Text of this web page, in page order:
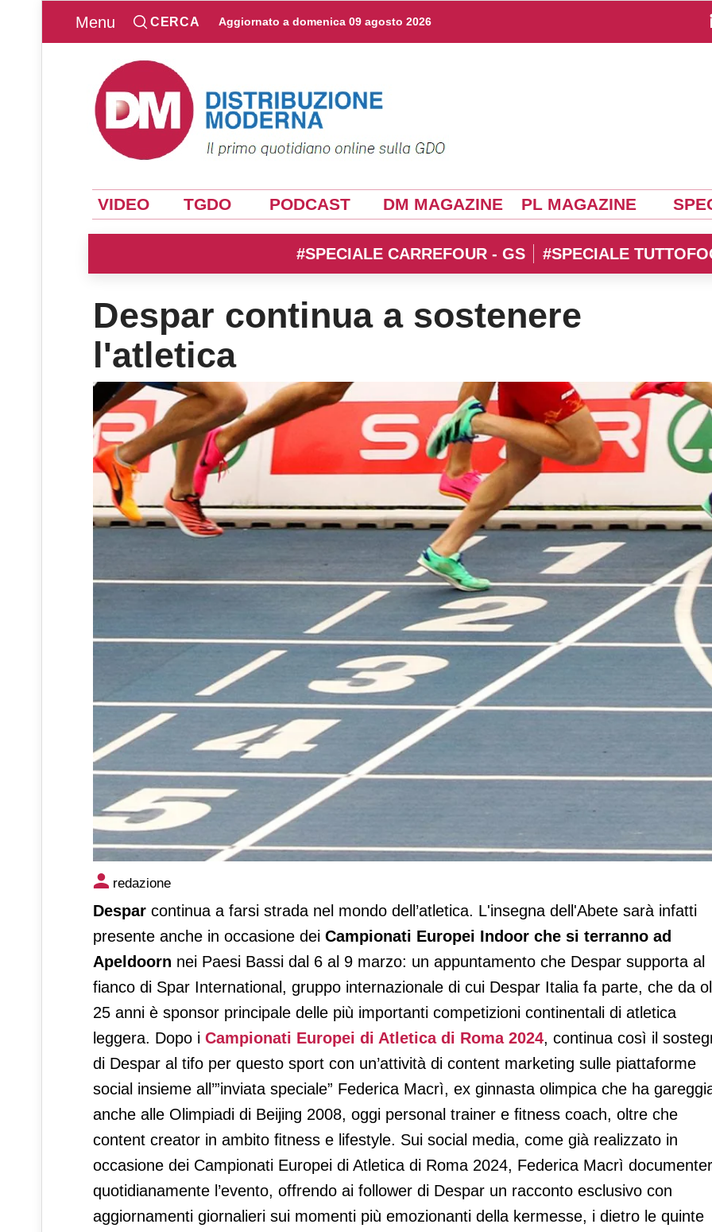
Menu CERCA Aggiornato a domenica 09 agosto 2026
VIDEO TGDO PODCAST DM MAGAZINE PL MAGAZINE
#SPECIALE CARREFOUR - GS #SPECIALE
Despar continua a sostenere
l'atletica
Despar continua a sostenere l'atletica
redazione
Despar continua a farsi strada nel mondo dell’atletica. L'insegna dell'Abete sarà infatti
presente anche in occasione dei Campionati Europei Indoor che si terranno ad
Apeldoorn nei Paesi Bassi dal 6 al 9 marzo: un appuntamento che Despar supporta al
fianco di Spar International, gruppo internazionale di cui Despar Italia fa parte, che da
25 anni è sponsor principale delle più importanti competizioni continentali di atletica
leggera. Dopo i Campionati Europei di Atletica di Roma 2024, continua così il
di Despar al tifo per questo sport con un’attività di content marketing sulle piattaforme
social insieme all’”inviata speciale” Federica Macrì, ex ginnasta olimpica che ha
anche alle Olimpiadi di Beijing 2008, oggi personal trainer e ﬁtness coach, oltre che
content creator in ambito ﬁtness e lifestyle. Sui social media, come già realizzato in
occasione dei Campionati Europei di Atletica di Roma 2024, Federica Macrì
quotidianamente l’evento, offrendo ai follower di Despar un racconto esclusivo con
aggiornamenti giornalieri sui momenti più emozionanti della kermesse, i dietro le quinte